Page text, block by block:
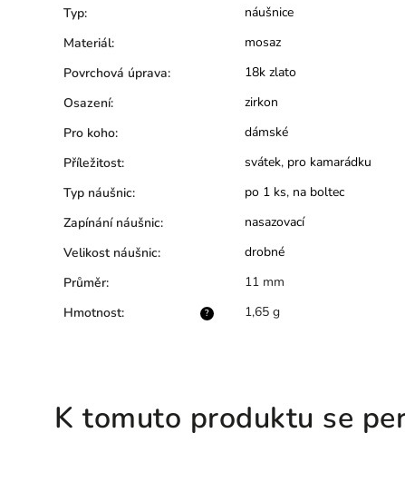
Typ:
náušnice
Materiál:
mosaz
Povrchová úprava:
18k zlato
Osazení:
zirkon
Pro koho:
dámské
Příležitost: svátek, pro kamarádku
Typ náušnic: po 1 ks, na boltec
Zapínání náušnic:
nasazovací
Velikost náušnic:
drobné
Průměr: 11 mm
?
Hmotnost: 1,65 g
K tomuto produktu se